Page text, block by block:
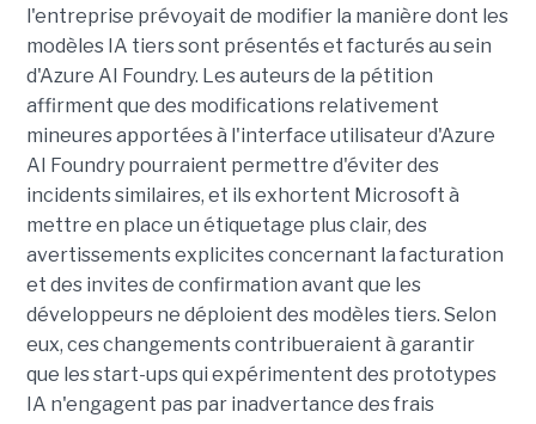
l'entreprise prévoyait de modifier la manière dont les
modèles IA tiers sont présentés et facturés au sein
d'Azure AI Foundry. Les auteurs de la pétition
affirment que des modifications relativement
mineures apportées à l'interface utilisateur d'Azure
AI Foundry pourraient permettre d'éviter des
incidents similaires, et ils exhortent Microsoft à
mettre en place un étiquetage plus clair, des
avertissements explicites concernant la facturation
et des invites de confirmation avant que les
développeurs ne déploient des modèles tiers. Selon
eux, ces changements contribueraient à garantir
que les start-ups qui expérimentent des prototypes
IA n'engagent pas par inadvertance des frais